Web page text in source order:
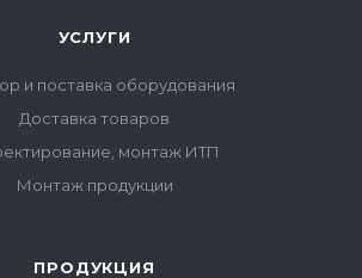
УСЛУГИ
и поставка оборудования
Доставка товаров
монтаж ИТП
Монтаж продукции
ПРОДУКЦИЯ